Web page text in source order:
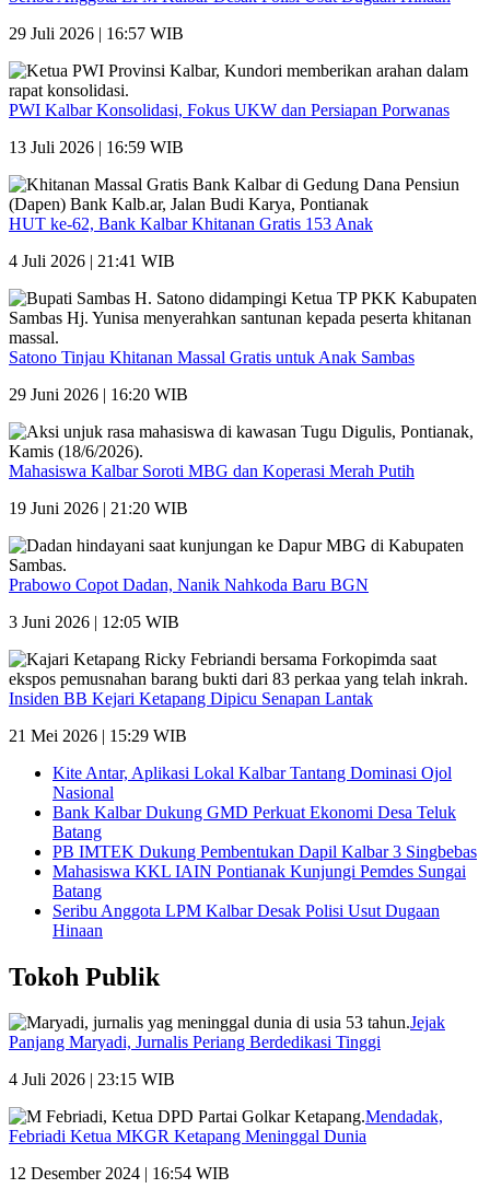
29 Juli 2026 | 16:57 WIB
PWI Kalbar Konsolidasi, Fokus UKW dan Persiapan Porwanas
13 Juli 2026 | 16:59 WIB
HUT ke-62, Bank Kalbar Khitanan Gratis 153 Anak
4 Juli 2026 | 21:41 WIB
Satono Tinjau Khitanan Massal Gratis untuk Anak Sambas
29 Juni 2026 | 16:20 WIB
Mahasiswa Kalbar Soroti MBG dan Koperasi Merah Putih
19 Juni 2026 | 21:20 WIB
Prabowo Copot Dadan, Nanik Nahkoda Baru BGN
3 Juni 2026 | 12:05 WIB
Insiden BB Kejari Ketapang Dipicu Senapan Lantak
21 Mei 2026 | 15:29 WIB
Kite Antar, Aplikasi Lokal Kalbar Tantang Dominasi Ojol
Nasional
Bank Kalbar Dukung GMD Perkuat Ekonomi Desa Teluk
Batang
PB IMTEK Dukung Pembentukan Dapil Kalbar 3 Singbebas
Mahasiswa KKL IAIN Pontianak Kunjungi Pemdes Sungai
Batang
Seribu Anggota LPM Kalbar Desak Polisi Usut Dugaan
Hinaan
Tokoh Publik
Jejak
Panjang Maryadi, Jurnalis Periang Berdedikasi Tinggi
4 Juli 2026 | 23:15 WIB
Mendadak,
Febriadi Ketua MKGR Ketapang Meninggal Dunia
12 Desember 2024 | 16:54 WIB